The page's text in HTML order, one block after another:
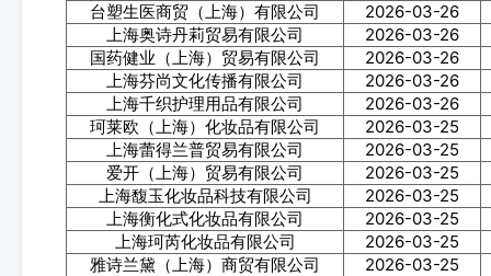
台塑生医商贸（上海）有限公司
2026-03-26
上海奥诗丹莉贸易有限公司
2026-03-26
国药健业（上海）贸易有限公司
2026-03-26
上海芬尚文化传播有限公司
2026-03-26
上海千织护理用品有限公司
2026-03-26
珂莱欧（上海）化妆品有限公司
2026-03-25
上海蕾得兰普贸易有限公司
2026-03-25
爱开（上海）贸易有限公司
2026-03-25
上海馥玉化妆品科技有限公司
2026-03-25
上海衡化式化妆品有限公司
2026-03-25
上海珂芮化妆品有限公司
2026-03-25
雅诗兰黛（上海）商贸有限公司
2026-03-25